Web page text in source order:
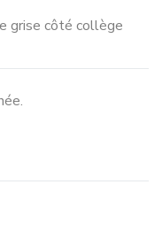
grise côté collège